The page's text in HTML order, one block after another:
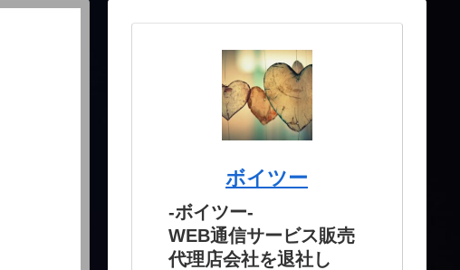
ボイツー
-ボイツー-
WEB通信サービス販売
代理店会社を退社し